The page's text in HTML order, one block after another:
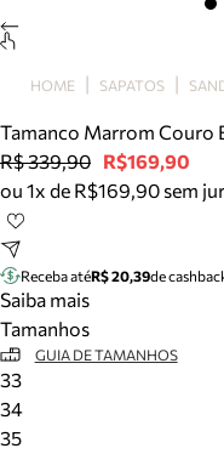
Bolsa
Tamanco
Tênis
Mule
Tire dúvidas sobre
Meus pedidos
Acompanhe seus
HOME SAPATOS
Tamanco Marrom Couro
R$ 339,90 R$169,90
ou 1x de R$169,90 sem
Receba atéR$ 20,39de
Saiba mais
Tamanhos
GUIA DE TAMANHOS
33
34
35